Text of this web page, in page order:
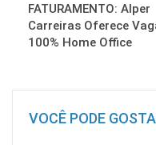
FATURAMENTO: Alper
Carreiras Oferece
100% Home Office
VOCÊ PODE